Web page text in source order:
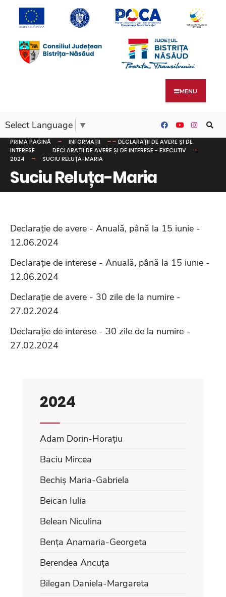
MENU
Select Language ▼
PRIMA PAGINĂ INFORMAȚII
DECLARAȚII DE AVERE ȘI DE
INTERESE
DECLARAȚII DE AVERE ȘI DE INTERESE - EXECUTIV
2024
SUCIU RELUȚA-MARIA
Suciu Reluța-Maria
Declarație de avere - Anuală, până la 15 iunie -
12.06.2024
Declarație de interese - Anuală, până la 15 iunie -
12.06.2024
Declarație de avere - 30 zile de la numire -
27.02.2024
Declarație de interese - 30 zile de la numire -
27.02.2024
2024
Adam Dorin-Horațiu
Baciu Mircea
Bechiș Maria-Gabriela
Beican Iulia
Belean Niculina
Bența Anamaria-Georgeta
Berendea Ancuța
Bilegan Daniela-Margareta